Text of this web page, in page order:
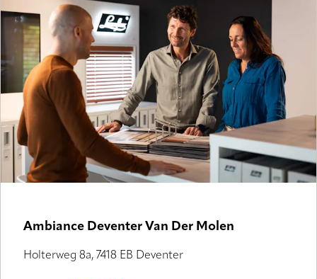
Ambiance Deventer Van Der Molen
Holterweg 8a, 7418 EB Deventer